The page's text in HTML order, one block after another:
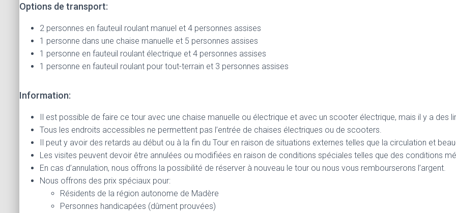
Options de transport:
2 personnes en fauteuil roulant manuel et 4 personnes assises
1 personne dans une chaise manuelle et 5 personnes assises
1 personne en fauteuil roulant électrique et 4 personnes assises
1 personne en fauteuil roulant pour tout-terrain et 3 personnes assises
Information:
Il est possible de faire ce tour avec une chaise manuelle ou électrique et avec un scooter électrique, mais il y a des
Tous les endroits accessibles ne permettent pas l’entrée de chaises électriques ou de scooters.
Il peut y avoir des retards au début ou à la fin du Tour en raison de situations externes telles que la circulation et
Les visites peuvent devoir être annulées ou modifiées en raison de conditions spéciales telles que des conditions
En cas d’annulation, nous offrons la possibilité de réserver à nouveau le tour ou nous vous rembourserons l’argent.
Nous offrons des prix spéciaux pour:
Résidents de la région autonome de Madère
Personnes handicapées (dûment prouvées)